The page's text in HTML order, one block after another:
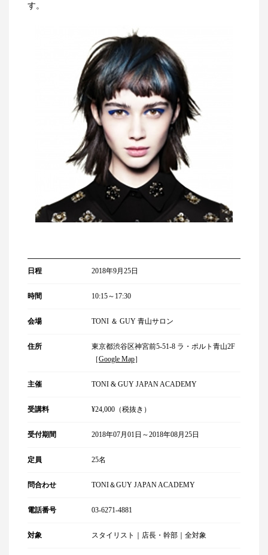
す。
日程 2018年9月25日
時間 10:15～17:30
会場 TONI ＆ GUY 青山サロン
住所
東京都渋谷区神宮前5-51-8 ラ・ポルト青山2F
［Google Map］
主催 TONI & GUY JAPAN ACADEMY
受講料 ¥24,000（税抜き）
受付期間 2018年07月01日～2018年08月25日
定員 25名
問合わせ TONI＆GUY JAPAN ACADEMY
電話番号 03-6271-4881
対象 スタイリスト｜店長・幹部｜全対象